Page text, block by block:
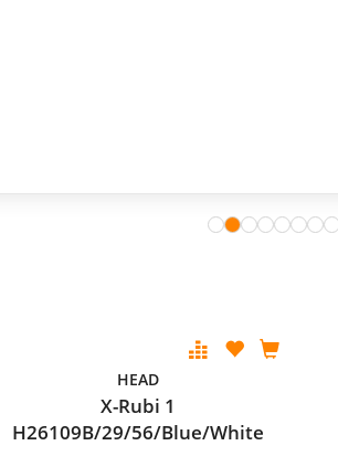
HEAD
X-Rubi 1
H26109B/29/56/Blue/White